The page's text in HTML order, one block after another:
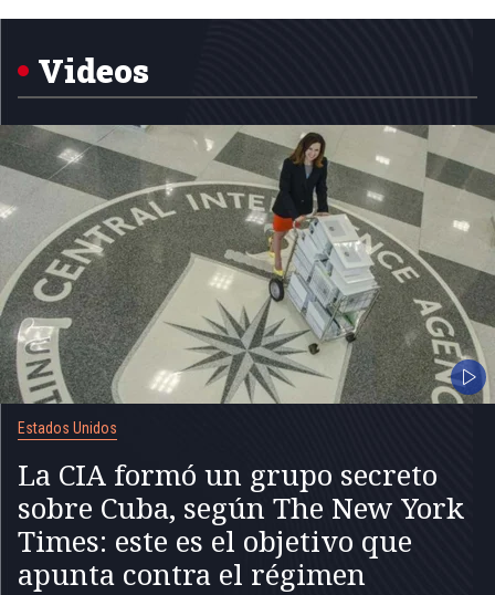
Videos
Estados Unidos
La CIA formó un grupo secreto
sobre Cuba, según The New York
Times: este es el objetivo que
apunta contra el régimen